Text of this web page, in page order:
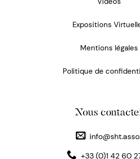
Expositions
Mentions légales
Politique de
Nous
+33 (0)1 42 60